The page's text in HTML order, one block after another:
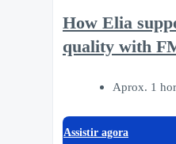
How Elia
quality with
Aprox. 1
Assistir agora